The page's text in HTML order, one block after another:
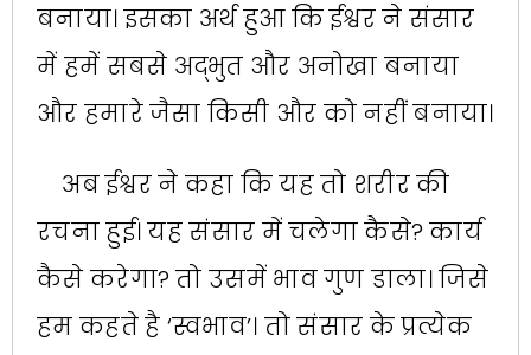
बनाया। इसका अर्थ हुआ कि ईश्वर ने संसार
में हमें सबसे अद्भुत और अनोखा बनाया
और हमारे जैसा किसी और को नहीं बनाया।
अब ईश्वर ने कहा कि यह तो शरीर की
रचना हुई। यह संसार में चलेगा कैसे? कार्य
कैसे करेगा? तो उसमें भाव गुण डाला। जिसे
हम कहते है ‌‘स्वभाव‌’। तो संसार के प्रत्येक